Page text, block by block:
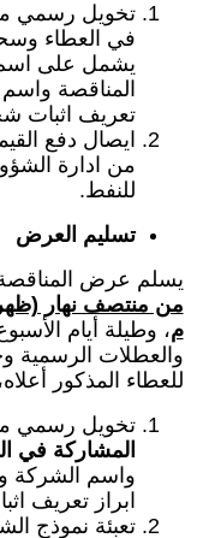
تخويل رسمي
في العطاء
يشمل على
المناقصة
تعريف اثبات
ايصال دفع
من ادارة
للنفط.
تسليم العرض
يسلم عرض
م، وطيلة أيام
والعطلات الرسمية
للعطاء المذكور
تخويل رسمي
المشاركة في
واسم الشركة
ابراز تعريف
تعبئة نموذج